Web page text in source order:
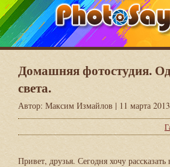
Домашняя фотостудия.
света.
Автор: Максим Измайлов | 11 марта 2013
Привет, друзья. Сегодня хочу